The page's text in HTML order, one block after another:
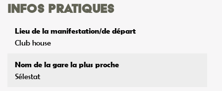
Infos pratiques
Lieu de la manifestation/de départ
Club house
Nom de la gare la plus proche
Sélestat